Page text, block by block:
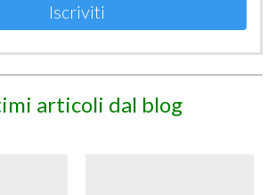
Iscriviti
articoli dal blog